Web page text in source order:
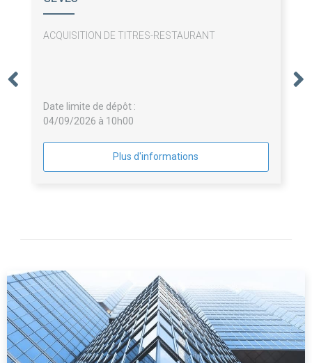
ACQUISITION DE TITRES-RESTAURANT
Date limite de dépôt :
04/09/2026 à 10h00
Plus d'informations